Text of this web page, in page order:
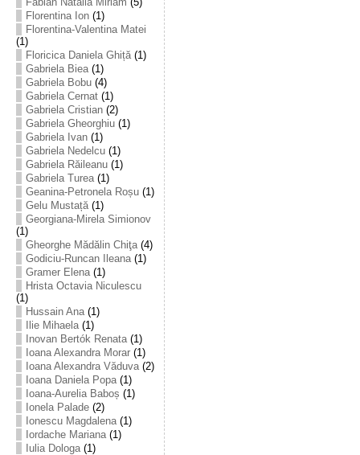
Florentina Ion(1)
Florentina-Valentina Matei
(1)
Floricica Daniela Ghiță(1)
Gabriela Biea(1)
Gabriela Bobu(4)
Gabriela Cernat(1)
Gabriela Cristian(2)
Gabriela Gheorghiu(1)
Gabriela Ivan(1)
Gabriela Nedelcu(1)
Gabriela Răileanu(1)
Gabriela Turea(1)
Geanina-Petronela Roșu(1)
Gelu Mustață(1)
Georgiana-Mirela Simionov
(1)
Gheorghe Mădălin Chiţa(4)
Godiciu-Runcan Ileana(1)
Gramer Elena(1)
Hrista Octavia Niculescu
(1)
Hussain Ana(1)
Ilie Mihaela(1)
Inovan Bertók Renata(1)
Ioana Alexandra Morar(1)
Ioana Alexandra Văduva(2)
Ioana Daniela Popa(1)
Ioana-Aurelia Baboș (1)
Ionela Palade(2)
Ionescu Magdalena(1)
Iordache Mariana(1)
Iulia Dologa(1)